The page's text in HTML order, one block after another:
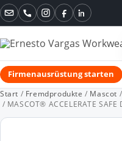
Instagram
FacebookLinkedIn
Firmenausrüstung starten
Start / Fremdprodukte / Mascot /
/ MASCOT® ACCELERATE